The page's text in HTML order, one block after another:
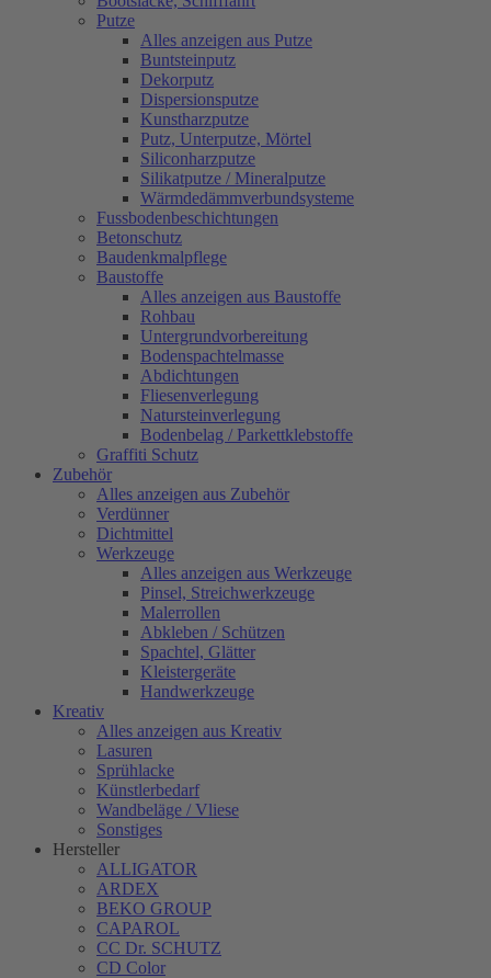
Putze
Alles anzeigen aus Putze
Buntsteinputz
Dekorputz
Dispersionsputze
Kunstharzputze
Putz, Unterputze, Mörtel
Siliconharzputze
Silikatputze / Mineralputze
Wärmdedämmverbundsysteme
Fussbodenbeschichtungen
Betonschutz
Baudenkmalpflege
Baustoffe
Alles anzeigen aus Baustoffe
Rohbau
Untergrundvorbereitung
Bodenspachtelmasse
Abdichtungen
Fliesenverlegung
Natursteinverlegung
Bodenbelag / Parkettklebstoffe
Graffiti Schutz
Zubehör
Alles anzeigen aus Zubehör
Verdünner
Dichtmittel
Werkzeuge
Alles anzeigen aus Werkzeuge
Pinsel, Streichwerkzeuge
Malerrollen
Abkleben / Schützen
Spachtel, Glätter
Kleistergeräte
Handwerkzeuge
Kreativ
Alles anzeigen aus Kreativ
Lasuren
Sprühlacke
Künstlerbedarf
Wandbeläge / Vliese
Sonstiges
Hersteller
ALLIGATOR
ARDEX
BEKO GROUP
CAPAROL
CC Dr. SCHUTZ
CD Color